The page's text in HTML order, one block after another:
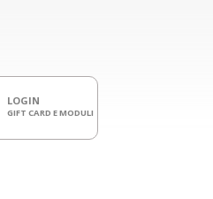
LOGIN
GIFT CARD E MODULI